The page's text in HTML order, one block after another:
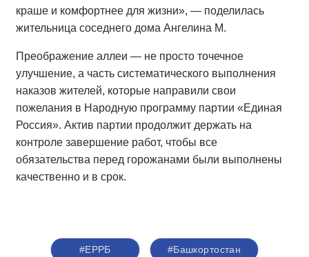
краше и комфортнее для жизни», — поделилась
жительница соседнего дома Ангелина М.
Преображение аллеи — не просто точечное
улучшение, а часть систематического выполнения
наказов жителей, которые направили свои
пожелания в Народную программу партии «Единая
Россия». Актив партии продолжит держать на
контроле завершение работ, чтобы все
обязательства перед горожанами были выполнены
качественно и в срок.
#ЕРРБ #Башкортостан